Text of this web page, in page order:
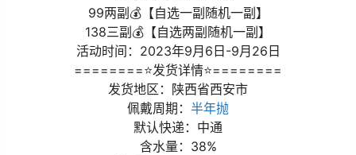
99两副💰【自选一副随机一副】
138三副💰【自选两副随机一副】
活动时间：2023年9月6日-9月26日
========⭐发货详情⭐========
发货地区：陕西省西安市
佩戴周期： 半年抛
默认快递：中通
含水量：38%